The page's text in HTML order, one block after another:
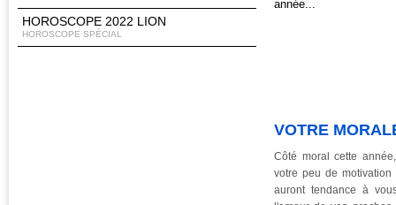
HOROSCOPE 2022 LION
HOROSCOPE SPÉCIAL
année...
VOTRE
Côté moral cette
votre peu de
auront tendance à